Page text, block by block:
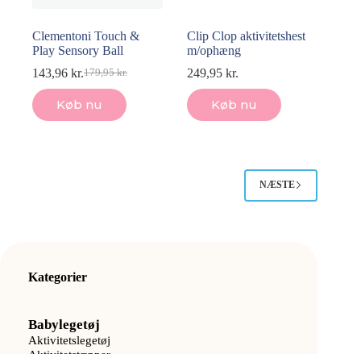
Clementoni Touch &
Play Sensory Ball
179,95kr.
Den
oprindelige
pris
var:
143,96 kr.Den
aktuelle
pris
er:
Køb nu
Clip Clop aktivitetshest
m/ophæng
249,95kr.
Køb nu
NÆSTE
Kategorier
Babylegetøj
Aktivitetslegetøj